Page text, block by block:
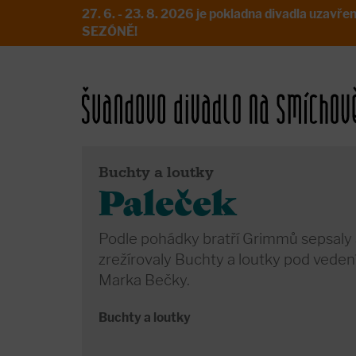
27. 6. - 23. 8. 2026 je pokladna divadla
SEZÓNĚ!
Buchty a loutky
Paleček
Podle pohádky bratří Grimmů sepsaly
zrežírovaly Buchty a loutky pod
Marka Bečky.
Buchty a loutky